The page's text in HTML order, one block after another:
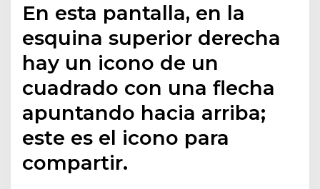
En esta pantalla, en la
esquina superior derecha
hay un icono de un
cuadrado con una flecha
apuntando hacia arriba;
este es el icono para
compartir.